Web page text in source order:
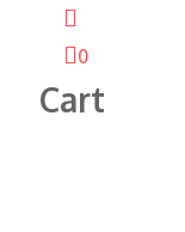
0
Cart